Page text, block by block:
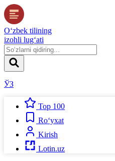
O‘zbek tilining
izohli lug‘ati
ЎЗ
Top 100
Ro‘yxat
Kirish
Lotin.uz